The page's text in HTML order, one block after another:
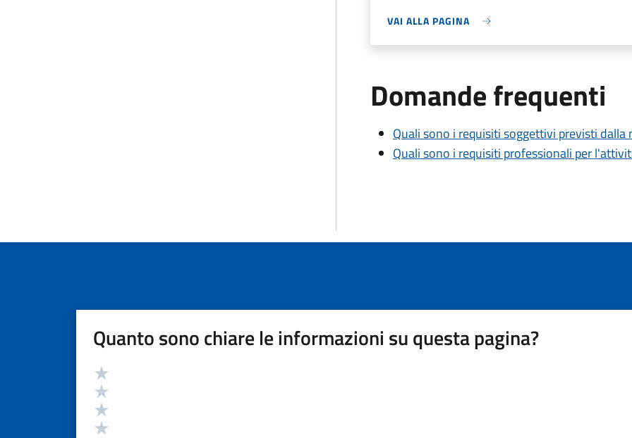
VAI ALLA PAGINA
Domande frequenti
Quali sono i requisiti soggettivi previsti
Quali sono i requisiti professionali per
Quanto sono chiare le informazioni su questa pagina?
Valutazione